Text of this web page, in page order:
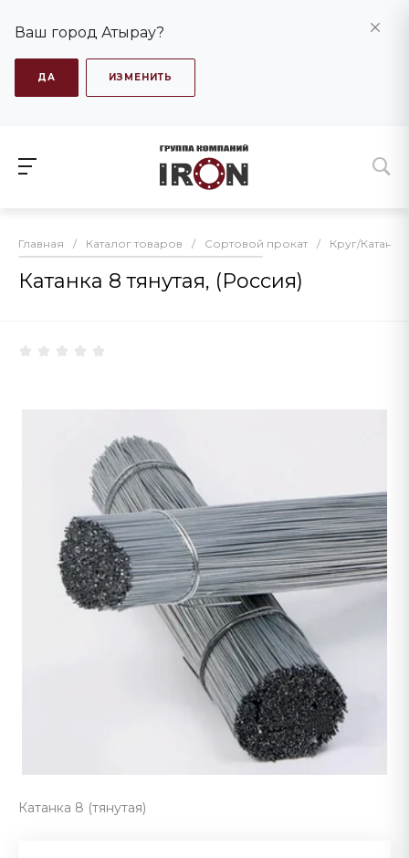
Ваш город Атырау?
ДА ИЗМЕНИТЬ
Главная / Каталог товаров / Сортовой прокат / Круг/Катанка
Катанка 8 тянутая, (Россия)
Катанка 8 (тянутая)